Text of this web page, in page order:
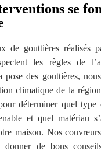
se
de gouttières réalisés
les règles de
pose des gouttières,
climatique de la
déterminer quel type
et quel matériau
maison. Nos
donner de bons